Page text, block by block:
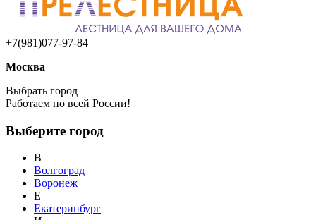
+7(981)077-97-84
Москва
Выбрать город
Работаем по всей России!
Выберите город
В
Волгоград
Воронеж
Е
Екатеринбург